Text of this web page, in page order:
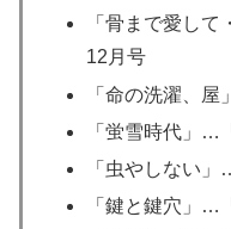
「骨まで愛し
12月号
「命の洗濯、
「蛍雪時代」…
「虫やしない
「鍵と鍵穴」…